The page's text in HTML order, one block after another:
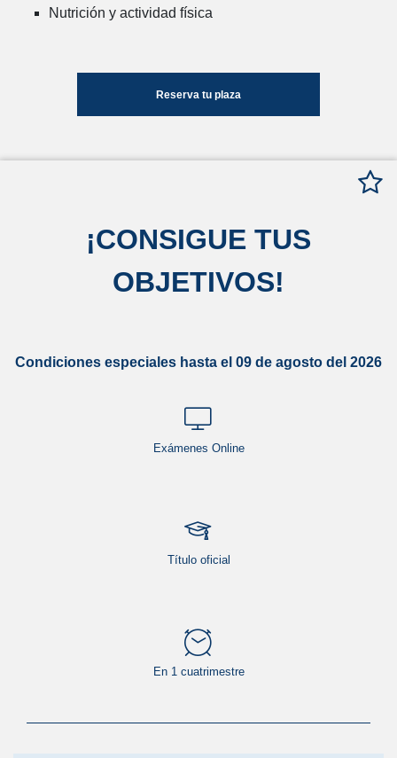
Nutrición y actividad física
Reserva tu plaza
¡CONSIGUE TUS
OBJETIVOS!
Condiciones especiales hasta el 09 de agosto del 2026
Exámenes Online
Título oficial
En 1 cuatrimestre